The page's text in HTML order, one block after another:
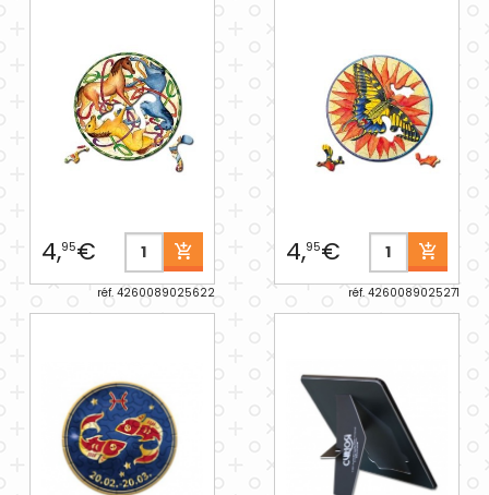
4,95€
réf. 4260089025622
4,95€
réf. 4260089025271